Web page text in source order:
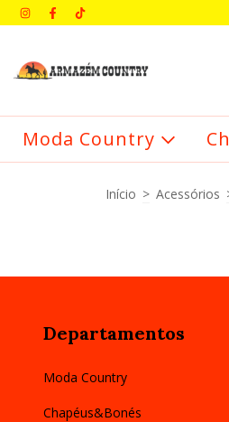
COMPRA: BEMVINDO
Moda Country
Início > Acessórios
Departamentos
Moda Country
Chapéus&Bonés